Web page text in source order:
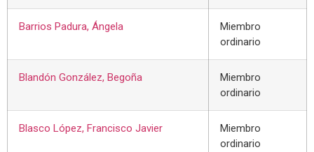
Barrios Padura, Ángela
Miembro
ordinario
Blandón González, Begoña
Miembro
ordinario
Blasco López, Francisco Javier
Miembro
ordinario